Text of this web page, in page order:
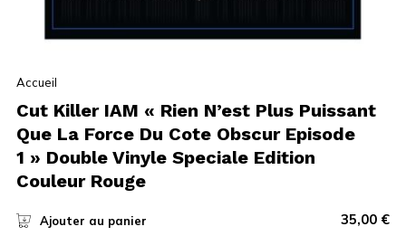
Accueil
Cut Killer IAM « Rien N’est Plus Puissant
Que La Force Du Cote Obscur Episode
1 » Double Vinyle Speciale Edition
Couleur Rouge
Ajouter au panier 35,00 €